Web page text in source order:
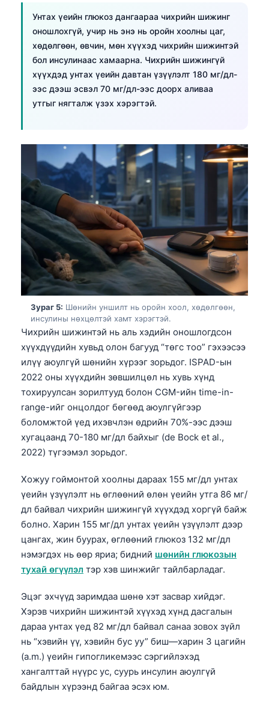
Унтах үеийн глюкоз дангаараа чихрийн шижинг
оношлохгүй, учир нь энэ нь оройн хоолны цаг,
хөдөлгөөн, өвчин, мөн хүүхэд чихрийн шижинтэй
бол инсулинаас хамаарна. Чихрийн шижингүй
хүүхдэд унтах үеийн давтан үзүүлэлт 180 мг/дл-
ээс дээш эсвэл 70 мг/дл-ээс доорх аливаа
утгыг нягталж үзэх хэрэгтэй.
Зураг 5: Шөнийн уншилт нь оройн хоол, хөдөлгөөн,
инсулины нөхцөлтэй хамт хэрэгтэй.
Чихрийн шижинтэй нь аль хэдийн оношлогдсон
хүүхдүүдийн хувьд олон багууд “төгс тоо” гэхээсээ
илүү аюулгүй шөнийн хүрээг зорьдог. ISPAD-ын
2022 оны хүүхдийн зөвшилцөл нь хувь хүнд
тохируулсан зорилтууд болон CGM-ийн time-in-
range-ийг онцолдог бөгөөд аюулгүйгээр
боломжтой үед ихэвчлэн өдрийн 70%-ээс дээш
хугацаанд 70-180 мг/дл байхыг (de Bock et al.,
2022) түгээмэл зорьдог.
Хожуу гоймонтой хоолны дараах 155 мг/дл унтах
үеийн үзүүлэлт нь өглөөний өлөн үеийн утга 86 мг/
дл байвал чихрийн шижингүй хүүхдэд хоргүй байж
болно. Харин 155 мг/дл унтах үеийн үзүүлэлт дээр
цангах, жин буурах, өглөөний глюкоз 132 мг/дл
нэмэгдэх нь өөр яриа; бидний шөнийн глюкозын
тухай өгүүлэл тэр хэв шинжийг тайлбарладаг.
Эцэг эхчүүд заримдаа шөнө хэт засвар хийдэг.
Хэрэв чихрийн шижинтэй хүүхэд хүнд дасгалын
дараа унтах үед 82 мг/дл байвал санаа зовох зүйл
нь “хэвийн үү, хэвийн бус уу” биш—харин 3 цагийн
(a.m.) үеийн гипогликемээс сэргийлэхэд
хангалттай нүүрс ус, суурь инсулин аюулгүй
байдлын хүрээнд байгаа эсэх юм.
Basa Jawa
Cebuano
ئۇيغۇرچە
Кыргызча
Татар теле
Esperanto
Frysk
Ślōnskŏ gŏdka
Norsk bokmål